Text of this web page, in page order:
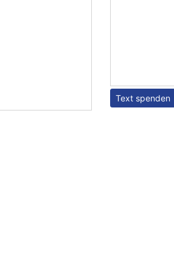
Text spenden